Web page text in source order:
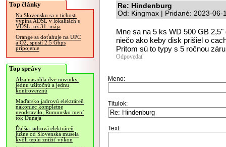
Top články
Na Slovensku sa v tichosti
vypína ADSL v lokalitách s
VDSL, už 31. mája
Orange sa doťahuje na UPC
a O2, spustí 2.5 Gbps
pripojenie
Top správy
Alza nasadila dve novinky,
jednu užitočnú a jednu
kontroverznú
Maďarsko jadrovú elektráreň
nakoniec kompletne
neodstavilo, Rumunsko mení
tok Dunaja
Ďalšia jadrová elektráreň
južne od Slovenska musela
kvôli teplu znížiť výkon
Re: Hindenburg
Od: Kingmax | Pridané: 2023-06-
Mne sa na 5 ks WD 500 GB
niečo ako keby disk prišiel o
Pritom sú to typy s 5 ročnou
Odpovedať
Meno:
Titulok:
Text: